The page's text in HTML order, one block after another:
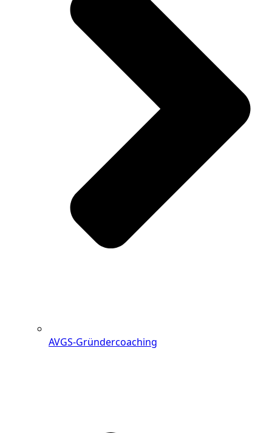
AVGS-Gründercoaching